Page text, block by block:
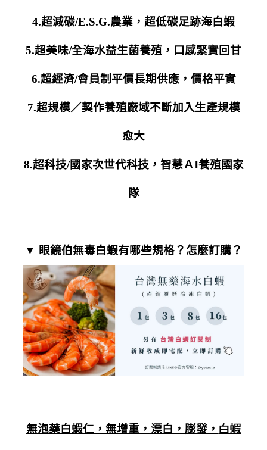
4.超減碳/E.S.G.農業，超低碳足跡海白蝦
5.超美味/全海水益生菌養殖，口感緊實回甘
6.超經濟/會員制平價長期供應，價格平實
7.超規模／契作養殖廠域不斷加入生產規模
愈大
8.超科技/國家次世代科技，智慧ＡI養殖國家
隊
▼ 眼鏡伯無毒白蝦有哪些規格？怎麼訂購？
無泡藥白蝦仁，無增重，漂白，膨發， 白蝦